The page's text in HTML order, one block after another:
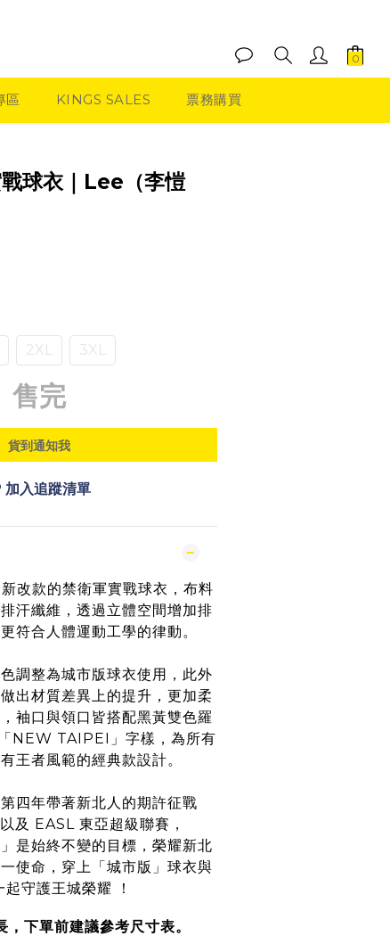
區 KINGS SALES 票務購買
球衣｜Lee（李愷
2XL 3XL
售完
貨到通知我
加入追蹤清單
改款的禁衛軍實戰球衣，布料
汗纖維，透過立體空間增加排
符合人體運動工學的律動。
調整為城市版球衣使用，此外
出材質差異上的提升，更加柔
袖口與領口皆搭配黑黃雙色羅
NEW TAIPEI」字樣，為所有
王者風範的經典款設計。
四年帶著新北人的期許征戰
及 EASL 東亞超級聯賽，
是始終不變的目標，榮耀新北
使命，穿上「城市版」球衣與
起守護王城榮耀 ！
下單前建議參考尺寸表。